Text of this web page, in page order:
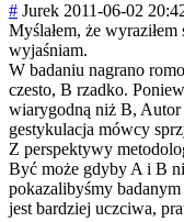
# Jurek 2011-06-02
Myślałem, że
wyjaśniam.
W badaniu nagrano
czesto, B rzadko.
wiarygodną niż B, Autor
gestykulacja mówcy
Z perspektywy
Być może gdyby A i B
pokazalibyśmy
jest bardziej uczciwa,